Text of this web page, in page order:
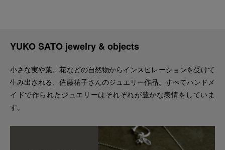
YUKO SATO jewelry & objects
小さな実や葉、花などの自然物からインスピレーションを受けて
生み出される、佐藤祐子さんのジュエリー作品。すべてハンドメ
イドで作られたジュエリーはそれぞれが豊かな表情をしていま
す。